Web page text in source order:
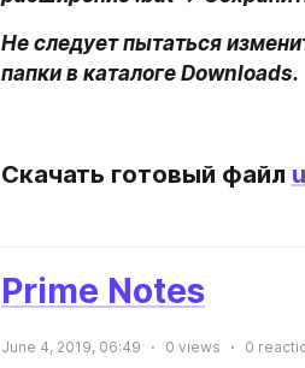
Не следует пытаться
папки в каталоге Downloads.
Скачать готовый файл
Prime Notes
June 4, 2019, 06:49 0 views 0